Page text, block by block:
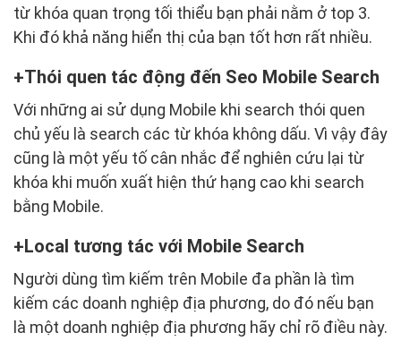
từ khóa quan trọng tối thiểu bạn phải nằm ở top 3.
Khi đó khả năng hiển thị của bạn tốt hơn rất nhiều.
Thói quen tác động đến Seo Mobile Search
Với những ai sử dụng Mobile khi search thói quen
chủ yếu là search các từ khóa không dấu. Vì vậy đây
cũng là một yếu tố cân nhắc để nghiên cứu lại từ
khóa khi muốn xuất hiện thứ hạng cao khi search
bằng Mobile.
Local tương tác với Mobile Search
Người dùng tìm kiếm trên Mobile đa phần là tìm
kiếm các doanh nghiệp địa phương, do đó nếu bạn
là một doanh nghiệp địa phương hãy chỉ rõ điều này.